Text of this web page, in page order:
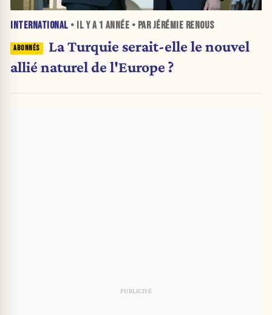
INTERNATIONAL • IL Y A 1 ANNÉE • PAR JÉRÉMIE RENOUS
La Turquie serait-elle le nouvel
allié naturel de l'Europe ?